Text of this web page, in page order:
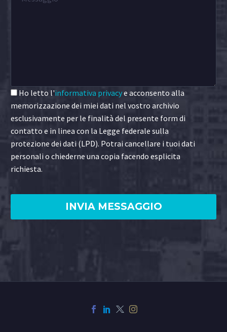
Ho letto l'informativa privacye acconsento alla
memorizzazione dei miei dati nel vostro archivio
esclusivamente per le finalità del presente form di
contatto e in linea con la Legge federale sulla
protezione dei dati (LPD). Potrai cancellare i tuoi dati
personali o chiederne una copia facendo esplicita
richiesta.